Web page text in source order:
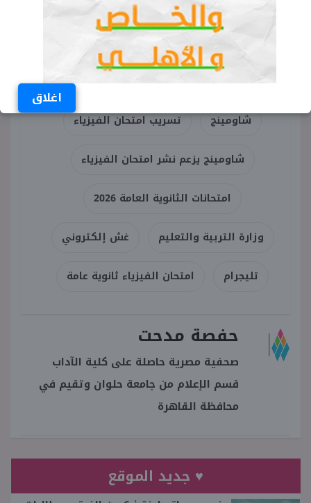
اغلاق
الجهات المعنية حتى انتهاء المواعيد الرسمية
المحددة للطلبة.
الكلمات المفتاحية
شاومينج تسريب امتحان الفيزياء
شاومينج يزعم نشر امتحان الفيزياء
امتحانات الثانوية العامة 2026
وزارة التربية والتعليم غش إلكتروني
تليجرام امتحان الفيزياء ثانوية عامة
حفصة مدحت
صحفية مصرية حاصلة على كلية الآداب
قسم الإعلام من جامعة حلوان وتقيم في
محافظة القاهرة
♥ جديد الموقع